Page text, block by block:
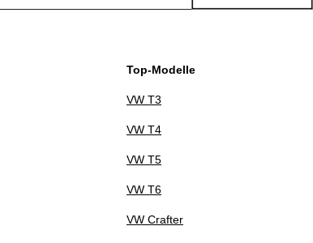
Top-Modelle
VW T3
VW T4
VW T5
VW T6
VW Crafter